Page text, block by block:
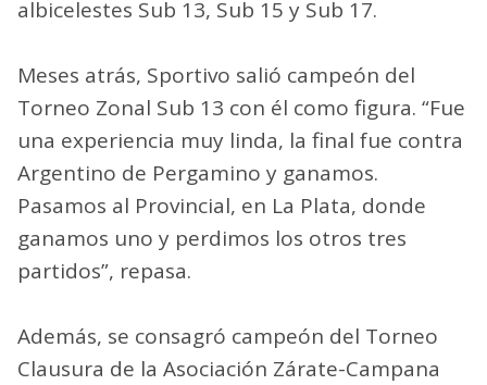
albicelestes Sub 13, Sub 15 y Sub 17.
Meses atrás, Sportivo salió campeón del
Torneo Zonal Sub 13 con él como figura. “Fue
una experiencia muy linda, la final fue contra
Argentino de Pergamino y ganamos.
Pasamos al Provincial, en La Plata, donde
ganamos uno y perdimos los otros tres
partidos”, repasa.
Además, se consagró campeón del Torneo
Clausura de la Asociación Zárate-Campana